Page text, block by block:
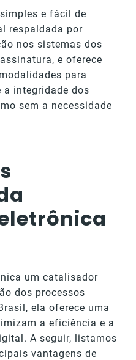
e fácil de
respaldada por
nos sistemas dos
e oferece
para
integridade dos
sem a necessidade
um catalisador
dos processos
ela oferece uma
a eficiência e a
A seguir, listamos
vantagens de